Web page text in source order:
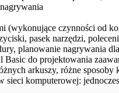
(wykonujące czynności od
pasek narzędzi,
planowanie nagrywania
Basic do projektowania
arkuszy, różne sposoby
sieci komputerowej: